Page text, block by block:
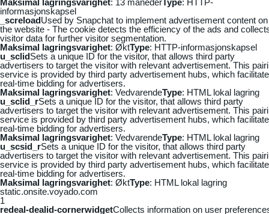
informasjonskapsel
_screloadUsed by Snapchat to implement advertisement content on
the website - The cookie detects the efficiency of the ads and
visitor data for further visitor segmentation.
Maksimal lagringsvarighet: ØktType: HTTP-informasjonskapsel
u_sclidSets a unique ID for the visitor, that allows third party
advertisers to target the visitor with relevant advertisement. This
service is provided by third party advertisement hubs, which
real-time bidding for advertisers.
Maksimal lagringsvarighet: VedvarendeType: HTML lokal lagring
u_sclid_rSets a unique ID for the visitor, that allows third party
advertisers to target the visitor with relevant advertisement. This
service is provided by third party advertisement hubs, which
real-time bidding for advertisers.
Maksimal lagringsvarighet: VedvarendeType: HTML lokal lagring
u_scsid_rSets a unique ID for the visitor, that allows third party
advertisers to target the visitor with relevant advertisement. This
service is provided by third party advertisement hubs, which
real-time bidding for advertisers.
Maksimal lagringsvarighet: ØktType: HTML lokal lagring
static.onsite.voyado.com
1
redeal-dealid-cornerwidgetCollects information on user